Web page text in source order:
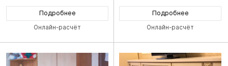
Подробнее
Онлайн-расчёт
Подробнее
Онлайн-расчёт